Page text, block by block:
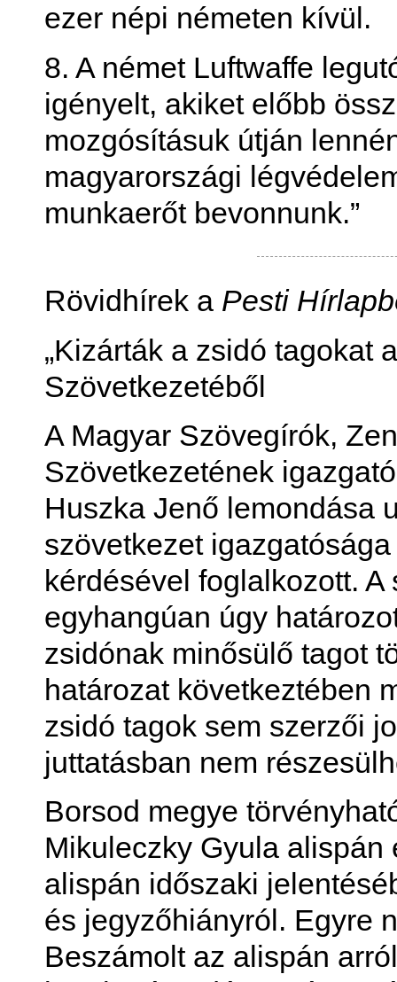
ezer népi németen kívül.
8. A német Luftwaffe
igényelt, akiket előbb
mozgósításuk útján
magyarországi
munkaerőt bevonnunk.”
Rövidhírek a Pesti
„Kizárták a zsidó tagokat
Szövetkezetéből
A Magyar Szövegírók,
Szövetkezetének
Huszka Jenő lemondása
szövetkezet
kérdésével foglalkozott.
egyhangúan úgy
zsidónak minősülő tagot
határozat következtében
zsidó tagok sem szerzői
juttatásban nem
Borsod megye
Mikuleczky Gyula alispán
alispán időszaki
és jegyzőhiányról. Egyre
Beszámolt az alispán